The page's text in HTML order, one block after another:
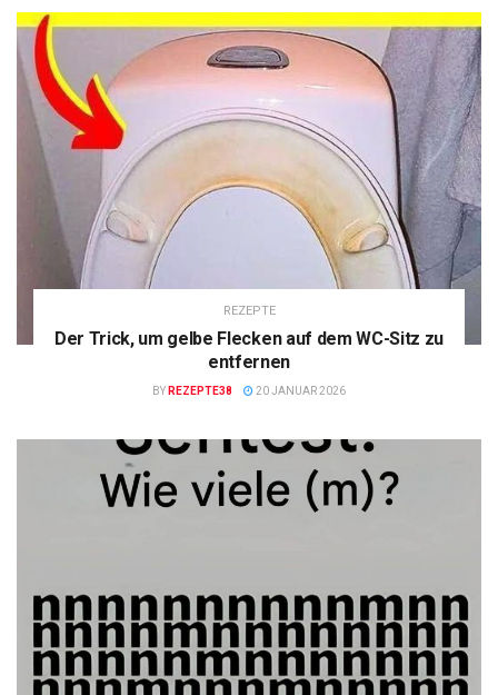
REZEPTE
Der Trick, um gelbe Flecken auf dem WC-Sitz zu
entfernen
BY REZEPTE38 20 JANUAR 2026